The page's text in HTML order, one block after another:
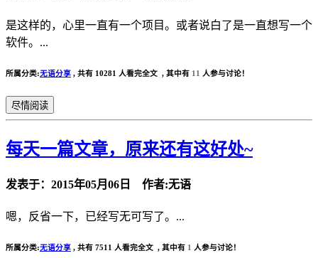
是这样的，心里一直有一个项目。或者说白了是一直想写一个
软件。...
所属分类:无语分享 , 共有 10281 人看完全文 , 其中有 11 人参与讨论！
尽情阅读
每天一篇文章，原来还有这好处~
发表于：2015年05月06日 作者:无语
嗯，反省一下，已经写无可写了。...
所属分类:无语分享 , 共有 7511 人看完全文 , 其中有 1 人参与讨论！